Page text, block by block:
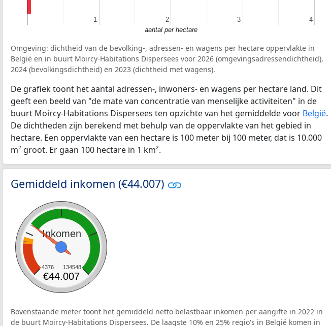
11 2
2 3
3 4
4
aantal per hectare
Omgeving: dichtheid van de bevolking-, adressen- en wagens per hectare oppervlakte in
België en in buurt Moircy-Habitations Dispersees voor 2026 (omgevingsadressendichtheid),
2024 (bevolkingsdichtheid) en 2023 (dichtheid met wagens).
De grafiek toont het aantal adressen-, inwoners- en wagens per hectare land. Dit
geeft een beeld van "de mate van concentratie van menselijke activiteiten" in de
buurt Moircy-Habitations Dispersees ten opzichte van het gemiddelde voor België.
De dichtheden zijn berekend met behulp van de oppervlakte van het gebied in
hectare. Een oppervlakte van een hectare is 100 meter bij 100 meter, dat is 10.000
m² groot. Er gaan 100 hectare in 1 km².
Gemiddeld inkomen (€44.007)
Inkomen
4376 134548
€44.007
Bovenstaande meter toont het gemiddeld netto belastbaar inkomen per aangifte in 2022 in
de buurt Moircy-Habitations Dispersees. De laagste 10% en 25% regio's in België komen in